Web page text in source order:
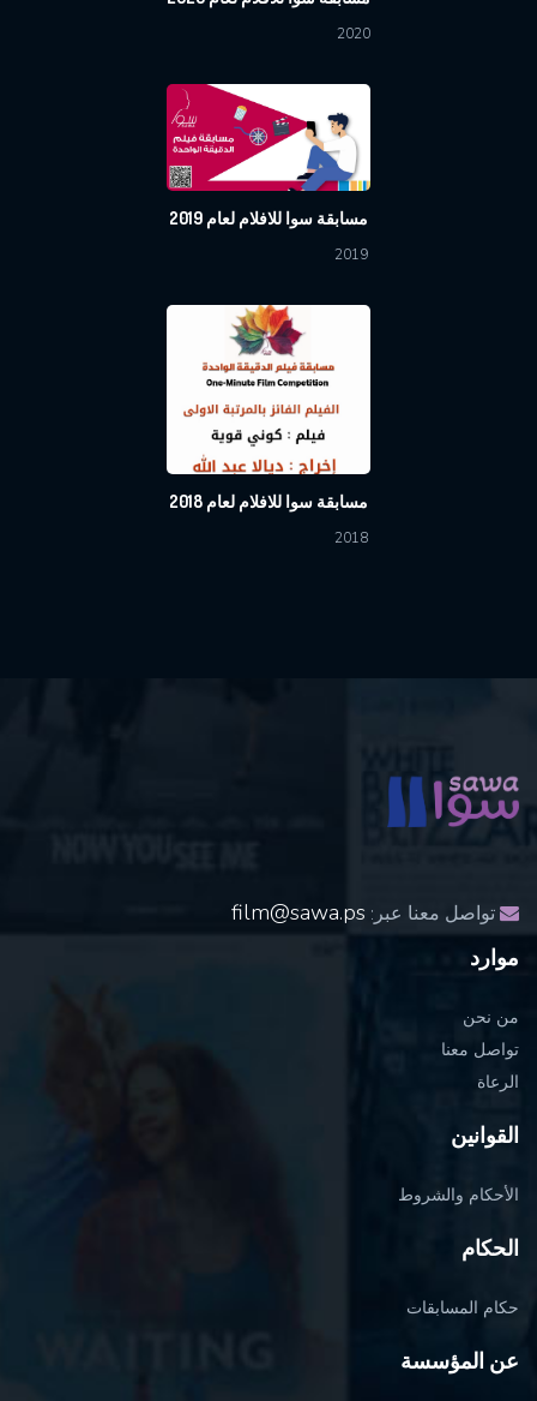
2020
مسابقة سوا للافلام لعام 2019
2019
مسابقة سوا للافلام لعام 2018
2018
تواصل معنا عبر: film@sawa.ps
موارد
من نحن
تواصل معنا
الرعاة
القوانين
الأحكام والشروط
الحكام
حكام المسابقات
عن المؤسسة